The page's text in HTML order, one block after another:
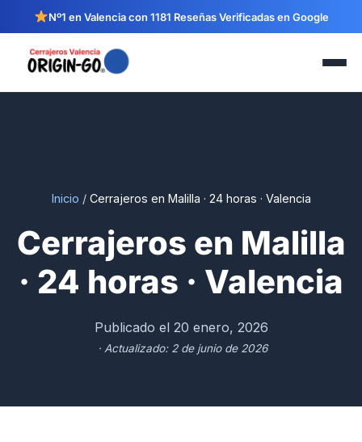
Nº1 en Valencia con 1181 Reseñas Verificadas en Google
Inicio / Cerrajeros en Malilla · 24 horas · Valencia
Cerrajeros en Malilla
· 24 horas · Valencia
Publicado el 20 enero, 2026
· Actualizado: 2 de junio de 2026